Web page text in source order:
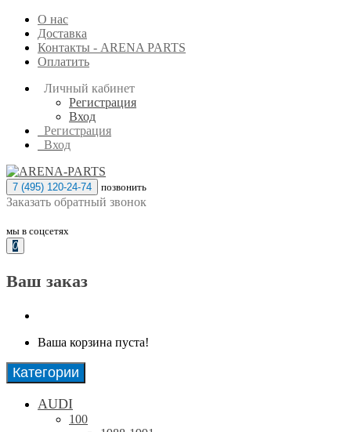
О нас
Доставка
Контакты - ARENA PARTS
Оплатить
Личный кабинет
Регистрация
Вход
Регистрация
Вход
7 (495) 120-24-74 позвонить
Заказать обратный звонок
мы в соцсетях
0
Ваш заказ
Ваша корзина пуста!
Категории
AUDI
100